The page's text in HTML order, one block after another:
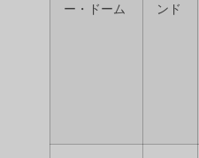
ー・ドーム
ンド